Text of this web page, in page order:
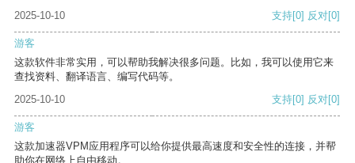
2025-10-10
支持[0] 反对[0]
游客
这款软件非常实用，可以帮助我解决很多问题。比如，我可以使用它来
查找资料、翻译语言、编写代码等。
2025-10-10
支持[0] 反对[0]
游客
这款加速器VPM应用程序可以给你提供最高速度和安全性的连接，并帮
助你在网络上自由移动。